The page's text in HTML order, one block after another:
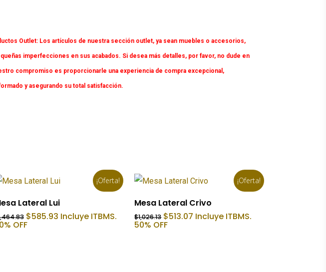
Outlet: Los artículos de nuestra sección outlet, ya sean muebles o accesorios,
imperfecciones en sus acabados. Si desea más detalles, por favor, no dude en
compromiso es proporcionarle una experiencia de compra excepcional,
y asegurando su total satisfacción.
¡Oferta!
Añadir Al Carrito
Lateral Lui
El
precio
$585.93El
precio
Incluye ITBMS.
OFF
¡Oferta!
Añadir Al Carrito
Mesa Lateral Crivo
$1,026.13 El
precio
$513.07 El
precio
Incluye ITBMS.
50% OFF